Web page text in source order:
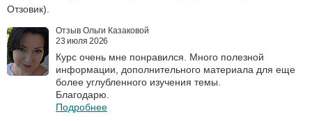
Отзовик).
Отзыв Ольги Казаковой
23 июля 2026
Курс очень мне понравился. Много полезной
информации, дополнительного материала для еще
более углубленного изучения темы.
Благодарю.
Подробнее